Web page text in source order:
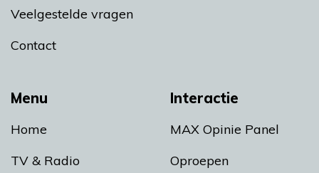
Menu
Home
TV & Radio
Interactie
MAX Opinie Panel
Oproepen
Veelgestelde vragen
Contact